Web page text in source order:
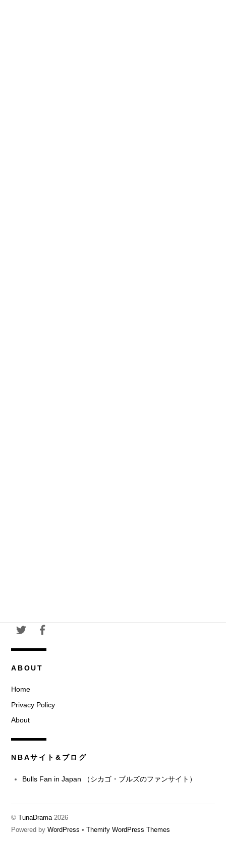
ABOUT
Home
Privacy Policy
About
NBAサイト&ブログ
Bulls Fan in Japan （シカゴ・ブルズのファンサイト）
©TunaDrama2026
Powered byWordPress •Themify WordPress Themes